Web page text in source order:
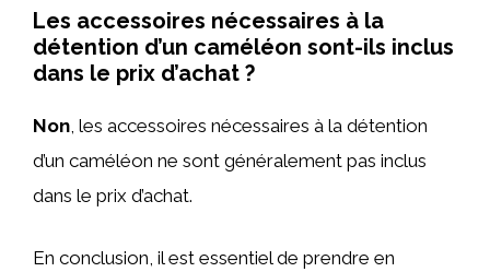
Les accessoires nécessaires à la
détention d’un caméléon sont-ils inclus
dans le prix d’achat ?
Non , les accessoires nécessaires à la détention
d’un caméléon ne sont généralement pas inclus
dans le prix d’achat.
En conclusion, il est essentiel de prendre en